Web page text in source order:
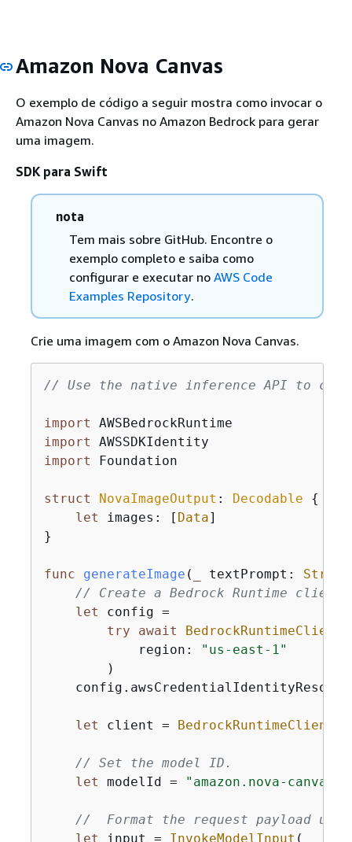
Amazon Nova Canvas
O exemplo de código a seguir mostra como invocar o
Amazon Nova Canvas no Amazon Bedrock para gerar
uma imagem.
SDK para Swift
nota
Tem mais sobre GitHub. Encontre o
exemplo completo e saiba como
configurar e executar no AWS Code
Examples Repository.
Crie uma imagem com o Amazon Nova Canvas.
// Use the native inference API to
import
import
import Foundation
struct NovaImageOutput : Decodable
{
let images: [ Data]
}
func generateImage ( textPrompt : String
// Create a Bedrock Runtime client
let config =
try
await BedrockRuntimeClient
            region:
"us-east-1"
        )
let client = BedrockRuntimeClient
// Set the model ID.
let modelId = "amazon.nova-canvas-
//  Format the request payload
let input = InvokeModelInput (